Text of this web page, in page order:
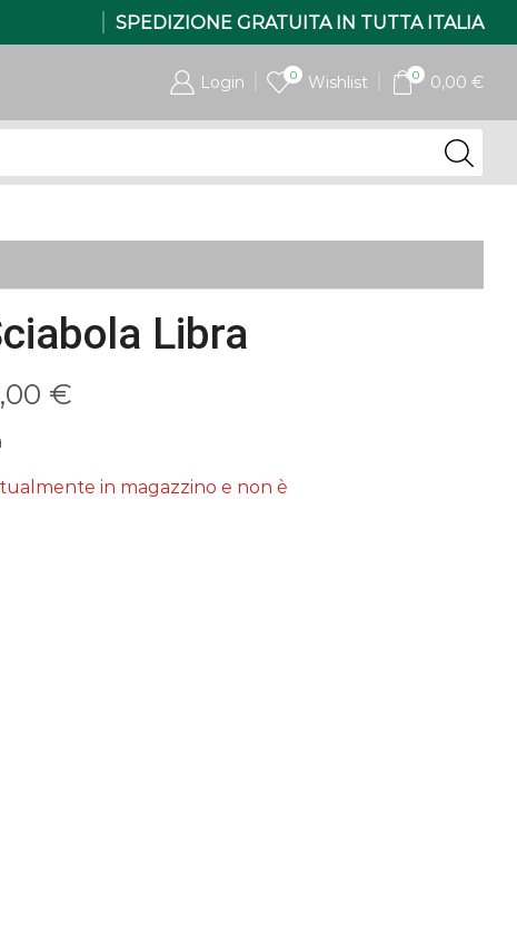
SPEDIZIONE GRATUITA IN TUTTA ITALIA
Login 0 Wishlist 0 0,00 €
Libra
€
prezzo:
in magazzino e non è